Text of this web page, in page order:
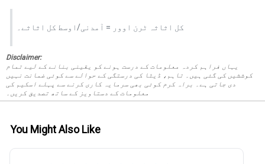
کل اثاثہ ٹرن اوور = آمدنی/اوسط کل اثاثے۔
Disclaimer:
یہاں فراہم کردہ معلومات کے درست ہونے کو یقینی بنانے کے لیے تمام
کوششیں کی گئی ہیں۔ تاہم، ڈیٹا کی درستگی کے حوالے سے کوئی ضمانت نہیں
دی جاتی ہے۔ براہ کرم کوئی بھی سرمایہ کاری کرنے سے پہلے اسکیم کی
معلومات کے دستاویز کے ساتھ تصدیق کریں۔
You Might Also Like